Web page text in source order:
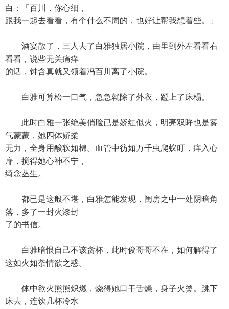
白：「百川，你心细，
跟我一起去看看，有个什么不周的，也好让帮我想着些。」
酒宴散了，三人去了白雅独居小院，由里到外左看看右
看看，说些无关痛痒
的话，钟含真就又领着冯百川离了小院。
白雅可算松一口气，急急就除了外衣，蹬上了床榻。
此时白雅一张绝美俏脸已是娇红似火，明亮双眸也是雾
气蒙蒙，她四体娇柔
无力，全身用酸软如棉。血管中彷如万千虫爬蚁叮，痒入心
扉，搅得她心神不宁，
绮念丛生。
都已是这般不堪，白雅怎能发现，闺房之中一处阴暗角
落，多了一封火漆封
了的书信。
白雅暗恨自己不该贪杯，此时俊哥哥不在，如何解得了
这如火如荼情欲之惑。
体中欲火熊熊炽燃，烧得她口干舌燥，身子火烫。跳下
床去，连饮几杯冷水